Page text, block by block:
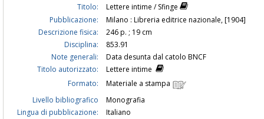
Titolo:
Lettere intime / Sfinge
Pubblicazione:
Milano : Libreria editrice nazionale, [1904]
Descrizione fisica:
246 p. ; 19 cm
Disciplina:
853.91
Note generali:
Data desunta dal catolo BNCF
Titolo autorizzato:
Lettere intime
Formato:
Materiale a stampa
Livello bibliografico
Monografia
Lingua di pubblicazione:
Italiano